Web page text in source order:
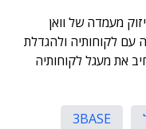
מעמדה של וואן
עם לקוחותיה ולהגדלת
את מעגל לקוחותיה
3BASE